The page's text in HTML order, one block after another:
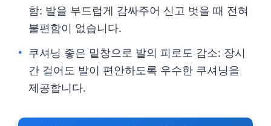
함: 발을 부드럽게 감싸주어 신고 벗을 때 전혀
불편함이 없습니다.
쿠셔닝 좋은 밑창으로 발의 피로도 감소: 장시
간 걸어도 발이 편안하도록 우수한 쿠셔닝을
제공합니다.